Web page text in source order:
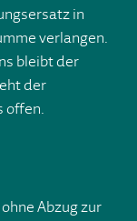
in
verlangen.
bleibt der
der
offen.
Abzug zur